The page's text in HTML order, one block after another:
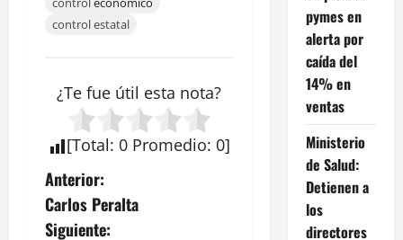
control estatal
¿Te fue útil esta nota?
[Total: 0 Promedio: 0]
N
a
Anterior:
Carlos Peralta
Siguiente:
pymes en
alerta por
caída del
14% en
ventas
Ministerio
de Salud:
Detienen a
los
directores